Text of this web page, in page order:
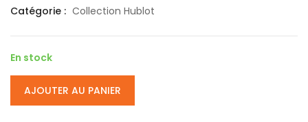
Catégorie : Collection Hublot
En stock
AJOUTER AU PANIER